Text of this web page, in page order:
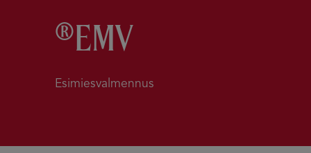
®EMV
Esimiesvalmennus